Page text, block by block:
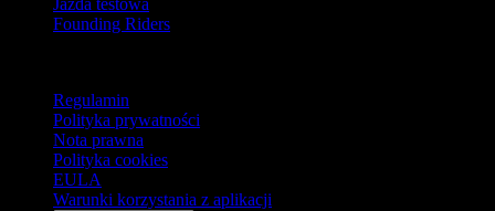
Jazda testowa
Founding Riders
Regulamin
Polityka prywatności
Nota prawna
Polityka cookies
EULA
Warunki korzystania z aplikacji